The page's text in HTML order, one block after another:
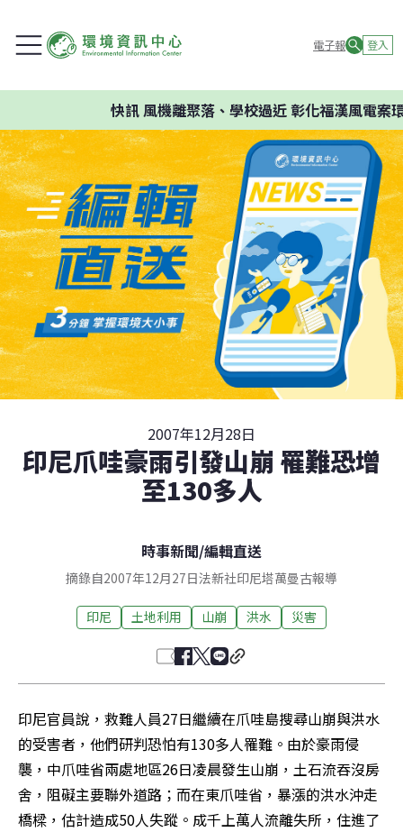
電子報 登入
快訊風機離聚落、學校過近 彰化福漢風電案環
2007年12月28日
印尼爪哇豪雨引發山崩 罹難恐增
至130多人
時事新聞/編輯直送
摘錄自2007年12月27日法新社印尼塔萬曼古報導
印尼 土地利用 山崩 洪水 災害
印尼官員說，救難人員27日繼續在爪哇島搜尋山崩與洪水
的受害者，他們研判恐怕有130多人罹難。由於豪雨侵
襲，中爪哇省兩處地區26日凌晨發生山崩，土石流吞沒房
舍，阻礙主要聯外道路；而在東爪哇省，暴漲的洪水沖走
橋樑，估計造成50人失蹤。成千上萬人流離失所，住進了